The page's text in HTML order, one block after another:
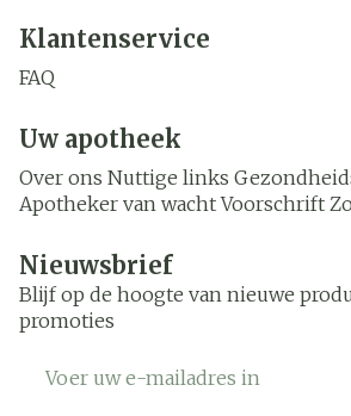
Klantenservice
FAQ
Uw apotheek
Over ons Nuttige links
Apotheker van wacht Voorschrift
Nieuwsbrief
Blijf op de hoogte van nieuwe
promoties